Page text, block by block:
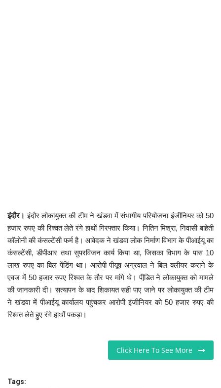
कैरियर
पर्यटन
खेल
धर्म
राशिफल
इंदौर। इंदौर लोकायुक्त की टीम ने खंडवा में संभागीय परियोजना इंजीनियर को 50
हजार रुपए की रिश्वत लेते रंगे हाथों गिरफ्तार किया। नितिन मिश्रा, निवासी बाहेती
कॉलोनी की कंसल्टेंसी फर्म है। आवेदक ने खंडवा लोक निर्माण विभाग के पीआईयू का
कंसल्टेंसी, डीपीआर तथा सुपरविजन कार्य किया था, जिसका विभाग के पास 10
लाख रुपए का बिल पेंडिंग था। आरोपी पीयूष अग्रवाल ने बिल क्लीयर कराने के
एवज में 50 हजार रुपए रिश्वत के तौर पर मांगे थे। पीडि़त ने लोकायुक्त को मामले
की जानकारी दी। सत्यापन के बाद शिकायत सही पाए जाने पर लोकायुक्त की टीम
ने खंडवा में पीआईयू कार्यालय पहुंचकर आरोपी इंजीनियर को 50 हजार रुपए की
रिश्वत लेते हुए रंगे हाथों पकड़ा।
Click Here To See More
Tags: